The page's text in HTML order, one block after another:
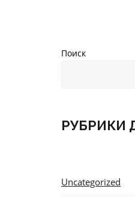
Поиск
РУБРИКИ
Uncategorized